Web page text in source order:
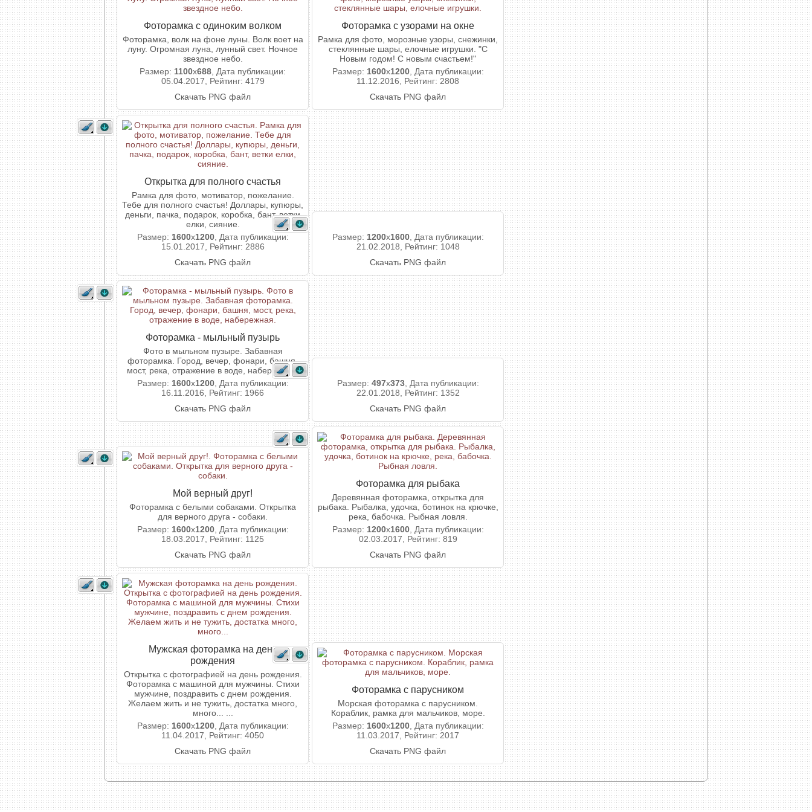
Фоторамка с одиноким волком
Фоторамка, волк на фоне луны. Волк воет на
луну. Огромная луна, лунный свет. Ночное
звездное небо.
Размер: 1100x688 , Дата публикации:
05.04.2017, Рейтинг: 4179
Скачать PNG файл
Фоторамка с узорами на окне
Рамка для фото, морозные узоры, снежинки,
стеклянные шары, елочные игрушки. "С
Новым годом! С новым счастьем!"
Размер: 1600x1200, Дата публикации:
11.12.2016, Рейтинг: 2808
Скачать PNG файл
Открытка для полного счастья
Рамка для фото, мотиватор, пожелание.
Тебе для полного счастья! Доллары, купюры,
деньги, пачка, подарок, коробка, бант, ветки
елки, сияние.
Размер: 1600x1200, Дата публикации:
15.01.2017, Рейтинг: 2886
Скачать PNG файл
Размер: 1200x1600, Дата публикации:
21.02.2018, Рейтинг: 1048
Скачать PNG файл
Фоторамка - мыльный пузырь
Фото в мыльном пузыре. Забавная
фоторамка. Город, вечер, фонари, башня,
мост, река, отражение в воде, набережная.
Размер: 1600x1200, Дата публикации:
16.11.2016, Рейтинг: 1966
Скачать PNG файл
Размер: 497x373, Дата публикации:
22.01.2018, Рейтинг: 1352
Скачать PNG файл
Мой верный друг!
Фоторамка с белыми собаками. Открытка
для верного друга - собаки.
Размер: 1600x1200, Дата публикации:
18.03.2017, Рейтинг: 1125
Скачать PNG файл
Фоторамка для рыбака
Деревянная фоторамка, открытка для
рыбака. Рыбалка, удочка, ботинок на крючке,
река, бабочка. Рыбная ловля.
Размер: 1200x1600, Дата публикации:
02.03.2017, Рейтинг: 819
Скачать PNG файл
Мужская фоторамка на день
рождения
Открытка с фотографией на день рождения.
Фоторамка с машиной для мужчины. Стихи
мужчине, поздравить с днем рождения.
Желаем жить и не тужить, достатка много,
много... ...
Размер: 1600x1200, Дата публикации:
11.04.2017, Рейтинг: 4050
Скачать PNG файл
Фоторамка с парусником
Морская фоторамка с парусником.
Кораблик, рамка для мальчиков, море.
Размер: 1600x1200, Дата публикации:
11.03.2017, Рейтинг: 2017
Скачать PNG файл